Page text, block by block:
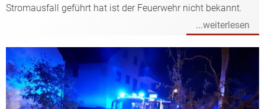
Stromausfall geführt hat ist der Feuerwehr nicht bekannt.
...weiterlesen